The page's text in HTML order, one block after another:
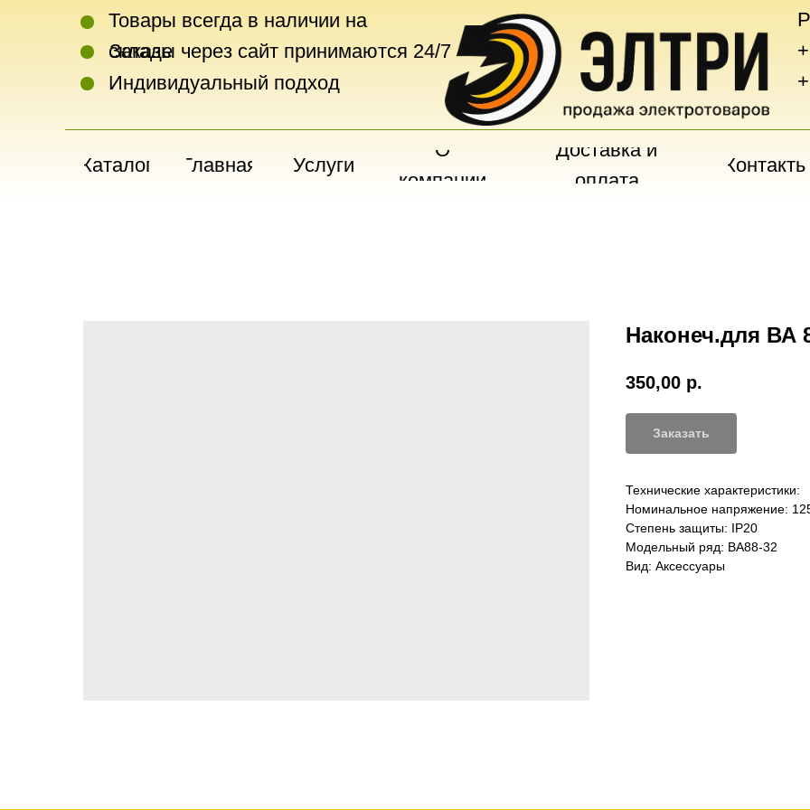
Товары всегда в наличии на
складе
Заказы через сайт принимаются 24/7
Каталог Главная
О
компании
Доставка и
оплата
Контакты
Индивидуальный подход
Услуги
Наконеч.для ВА
350,00 р.
Заказать
Технические характеристики:
Номинальное напряжение:
Степень защиты: IP20
Модельный ряд: ВА88-32
Вид: Аксессуары